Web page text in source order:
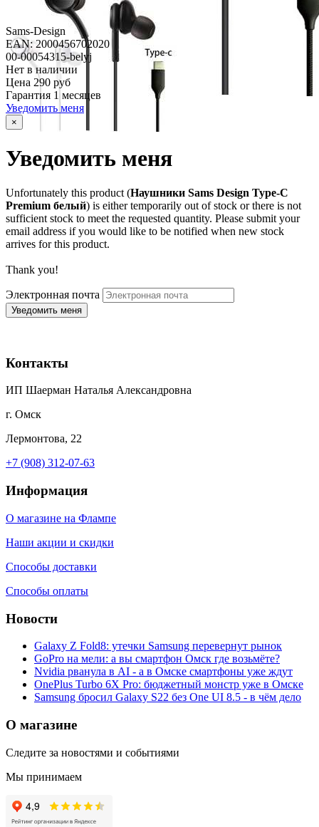
Sams-Design
EAN: 2000456702020
00-00054315-belyj
Нет в наличии
Цена 290 руб
Гарантия 1 месяцев
Уведомить меня
×
Уведомить меня
Unfortunately this product (Наушники Sams Design Type-C
Premium белый) is either temporarily out of stock or there is not
sufficient stock to meet the requested quantity. Please submit your
email address if you would like to be notified when new stock
arrives for this product.
Thank you!
Электронная почта
Контакты
ИП Шаерман Наталья Александровна
г. Омск
Лермонтова, 22
+7 (908) 312-07-63
Информация
О магазине на Флампе
Наши акции и скидки
Способы доставки
Способы оплаты
Новости
Galaxy Z Fold8: утечки Samsung перевернут рынок
GoPro на мели: а вы смартфон Омск где возьмёте?
Nvidia рванула в AI - а в Омске смартфоны уже ждут
OnePlus Turbo 6X Pro: бюджетный монстр уже в Омске
Samsung бросил Galaxy S22 без One UI 8.5 - в чём дело
О магазине
Следите за новостями и событиями
Мы принимаем